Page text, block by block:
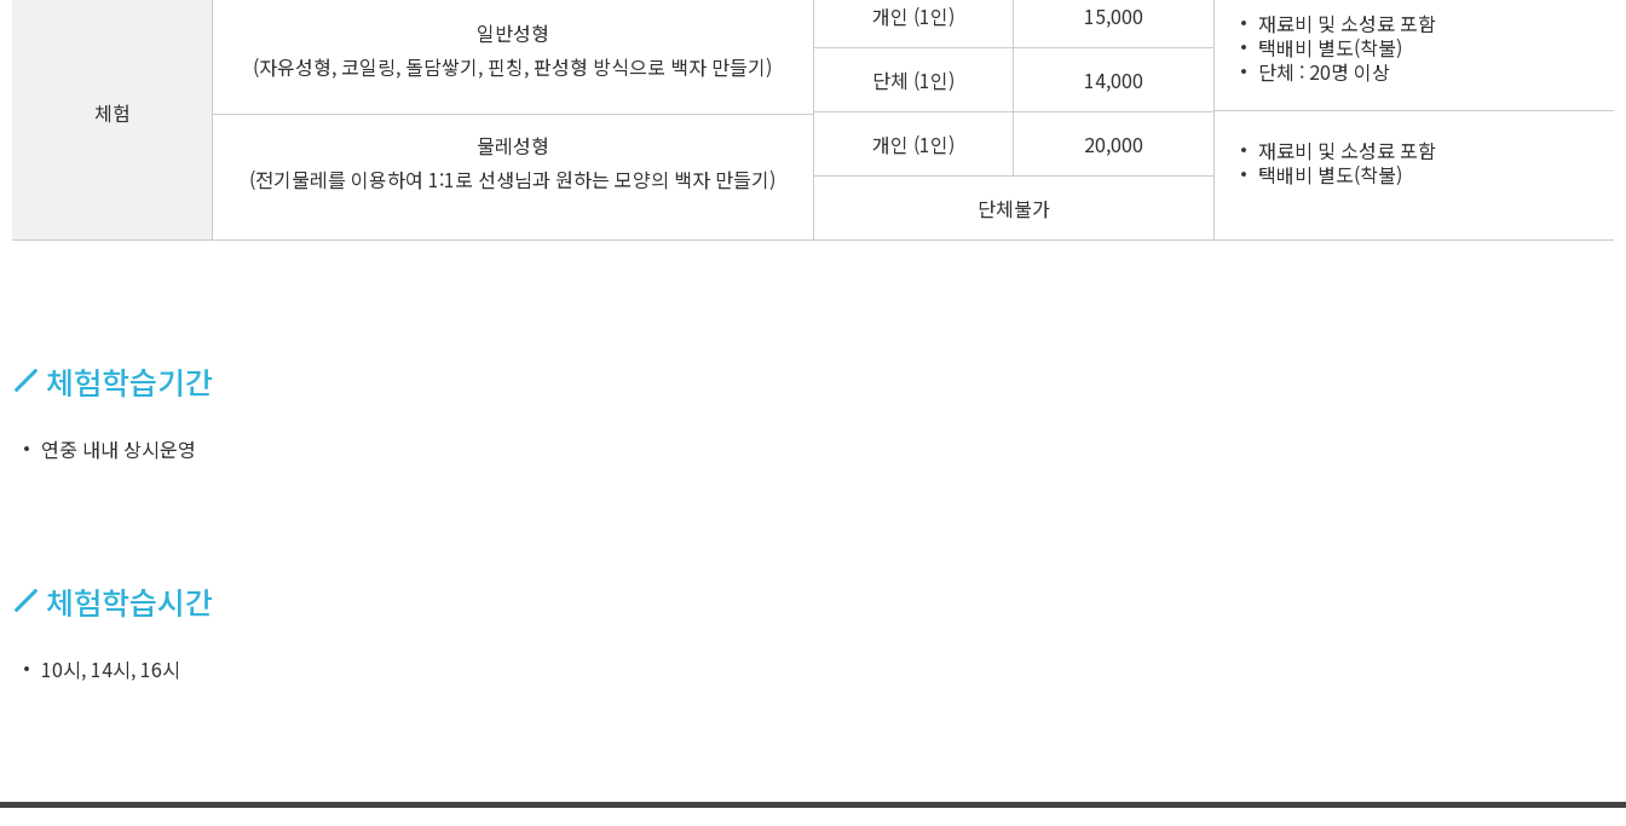
체험
일반성형
(자유성형, 코일링, 돌담쌓기, 핀칭, 판성형 방식으로 백자 만들기)
물레성형
(전기물레를 이용하여 1:1로 선생님과 원하는 모양의 백자 만들기)
개인 (1인) 15,000
단체 (1인) 14,000
개인 (1인) 20,000
단체불가
재료비 및 소성료 포함
택배비 별도(착불)
단체 : 20명 이상
재료비 및 소성료 포함
택배비 별도(착불)
체험학습기간
연중 내내 상시운영
체험학습시간
10시, 14시, 16시